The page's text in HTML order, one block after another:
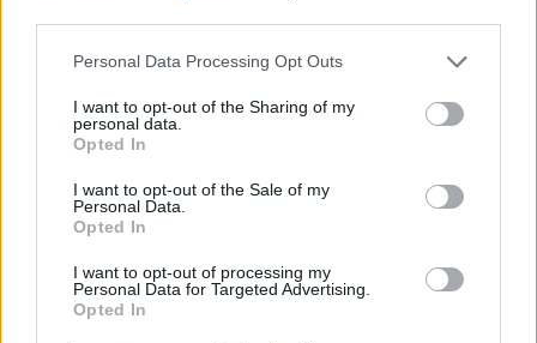
Personal Data Processing Opt Outs
I want to opt-out of the Sharing of my
personal data.
Opted In
I want to opt-out of the Sale of my
Personal Data.
Opted In
I want to opt-out of processing my
Personal Data for Targeted Advertising.
Opted In
JComments
PUBLICIDAD